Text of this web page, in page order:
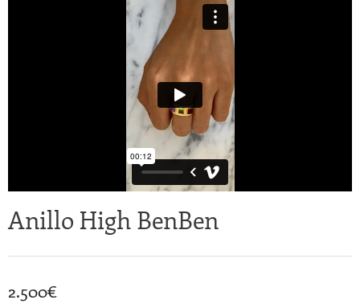
Anillo High BenBen
2.500€